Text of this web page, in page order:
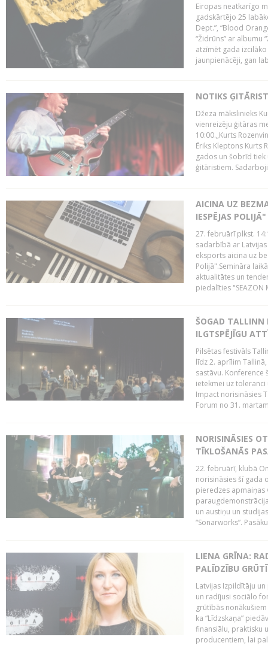
Eiropas neatkarīgo
gadskārtējo 25
Dept.”, “Blood
“Židrūns” ar albumu
atzīmēt gada
jaunpienācēji, gan
NOTIKS
Džeza mākslinieks
vienreizēju ģitāras
10:00.„Kurts
Ēriks Kleptons Kurts
gados un šobrīd
ģitāristiem.
AICINA UZ
IESPĒJAS POLIJĀ"
27. februārī plkst.
sadarbībā ar
eksports aicina uz
Polijā".Semināra
aktualitātes un
piedalīties "SEAZON
ŠOGAD TALLINN
ILGTSPĒJĪGU
Pilsētas festivāls
līdz 2. aprīlim
sastāvu.
ietekmei uz
Impact norisināsies
Forum no 31.
NORISINĀSIES
TĪKLOŠANĀS
22. februārī, klubā
norisināsies šī gada
pieredzes apmaiņas
un austiņu un
“Sonarworks”.
LIENA GRĪNA:
PALĪDZĪBU
Latvijas Izpildītāju
un radījusi sociālo
grūtībās
ka “Līdzskaņa”
finansiālu, praktisku
producentiem, lai